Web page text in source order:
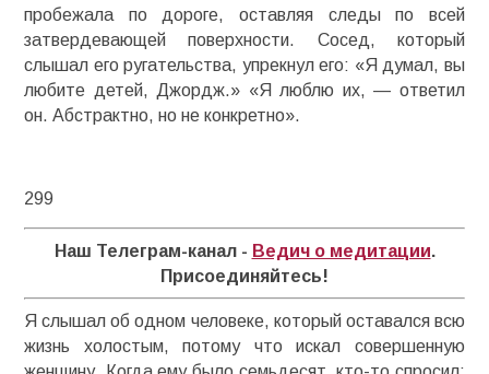
пробежала по дороге, оставляя следы по всей
затвердевающей поверхности. Сосед, который
слышал его ругательства, упрекнул его: «Я думал, вы
любите детей, Джордж.» «Я люблю их, — ответил
он. Абстрактно, но не конкретно».
299
Наш Телеграм-канал - Ведич о медитации.
Присоединяйтесь!
Я слышал об одном человеке, который оставался всю
жизнь холостым, потому что искал совершенную